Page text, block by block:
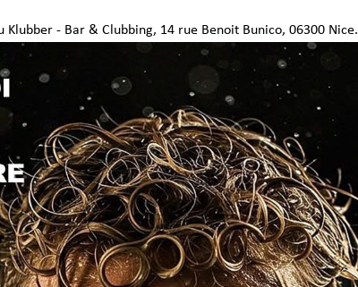
Klubber - Bar & Clubbing, 14 rue Benoit Bunico, 06300 Nice.